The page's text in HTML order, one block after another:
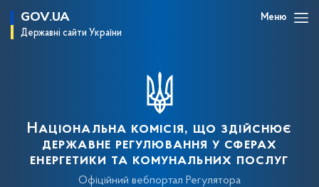
GOV.UA
Державні сайти України
Меню
Національна комісія, що здійснює
державне регулювання у сферах
енергетики та комунальних послуг
Офіційний вебпортал Регулятора